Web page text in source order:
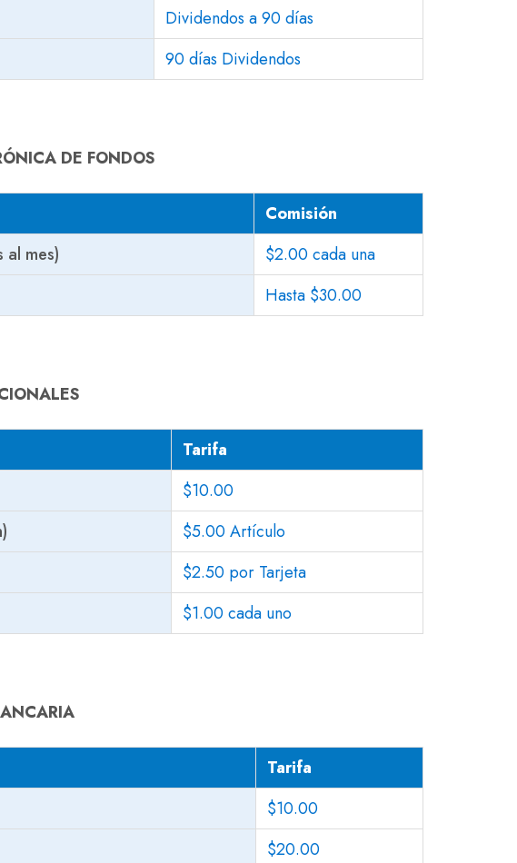
Dividendos a 90 días
90 días Dividendos
DE FONDOS
Comisión
mes)
$2.00 cada una
Hasta $30.00
Tarifa
$10.00
$5.00 Artículo
$2.50 por Tarjeta
$1.00 cada uno
Tarifa
$10.00
$20.00